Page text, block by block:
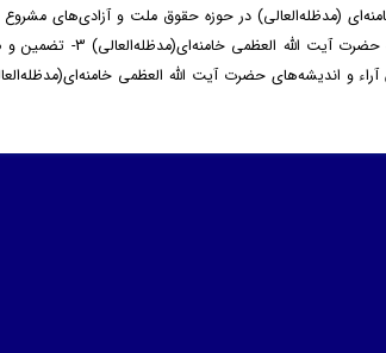
نظام مطلوب حقوق ملت و آزادی‌های مشروع مبتنی بر اندیشه حضرت آیت
و اندیشه‌های حضرت آیت الله العظمی